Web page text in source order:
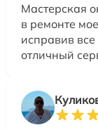
Мастерская
в ремонте
исправив
отличный